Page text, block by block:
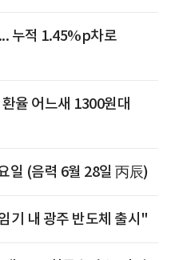
누적 1.45%p차로
율 어느새 1300원대
일 (음력 6월 28일 丙辰)
기 내 광주 반도체 출시"